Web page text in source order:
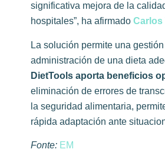
significativa mejora de la
hospitales”, ha afirmado Carlos
La solución permite una
administración de una dieta
DietTools aporta beneficios
eliminación de errores de
la seguridad alimentaria,
rápida adaptación ante
Fonte: EM